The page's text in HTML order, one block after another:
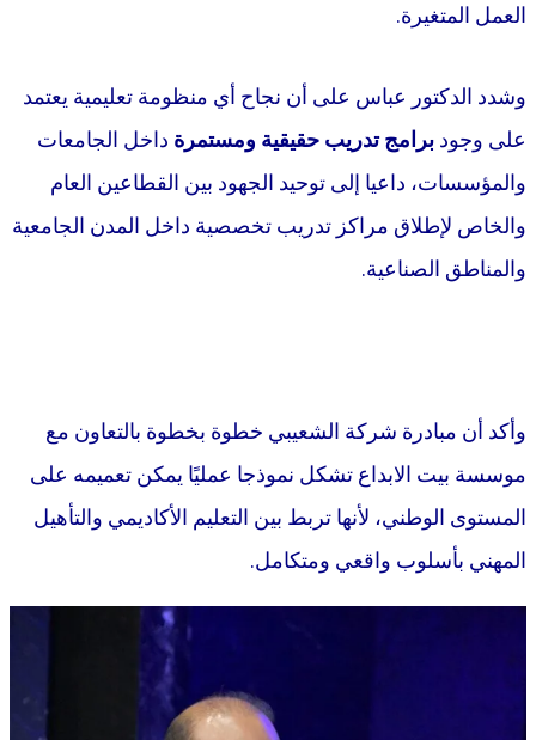
العمل المتغيرة.
وشدد الدكتور عباس على أن نجاح أي منظومة تعليمية يعتمد
على وجود برامج تدريب حقيقية ومستمرة داخل الجامعات
والمؤسسات، داعيا إلى توحيد الجهود بين القطاعين العام
والخاص لإطلاق مراكز تدريب تخصصية داخل المدن الجامعية
والمناطق الصناعية.
وأكد أن مبادرة شركة الشعيبي خطوة بخطوة بالتعاون مع
موسسة بيت الابداع تشكل نموذجا عمليًا يمكن تعميمه على
المستوى الوطني، لأنها تربط بين التعليم الأكاديمي والتأهيل
المهني بأسلوب واقعي ومتكامل.